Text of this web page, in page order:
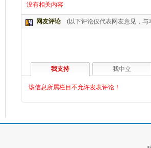
没有相关内容
网友评论 (以下评论仅代表网友意见，与
我支持 我中立
该信息所属栏目不允许发表评论！